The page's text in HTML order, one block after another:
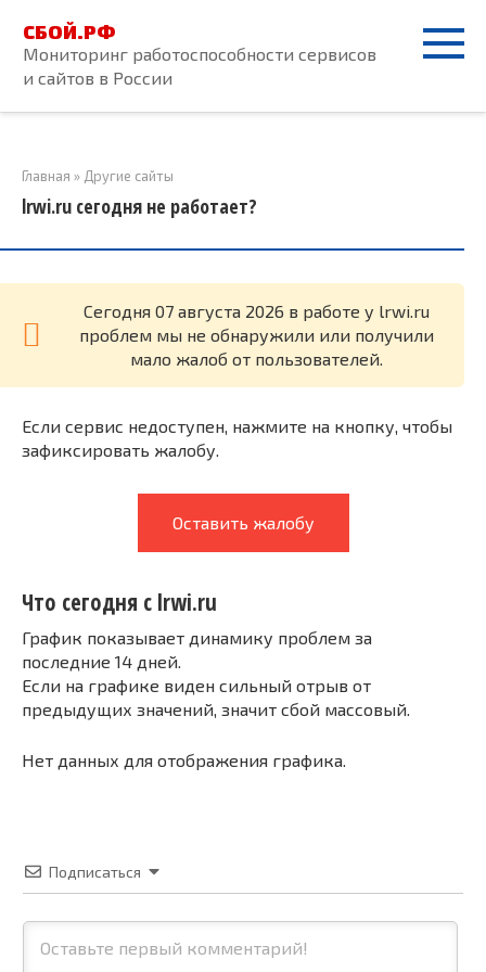
контенту
СБОЙ.РФ
Мониторинг работоспособности сервисов
и сайтов в России
Главная » Другие сайты
lrwi.ru сегодня не работает?
Cегодня 07 августа 2026 в работе у lrwi.ru
проблем мы не обнаружили или получили
мало жалоб от пользователей.
Если сервис недоступен, нажмите на кнопку, чтобы
зафиксировать жалобу.
Оставить жалобу
Что сегодня с lrwi.ru
График показывает динамику проблем за
последние 14 дней.
Если на графике виден сильный отрыв от
предыдущих значений, значит сбой массовый.
Нет данных для отображения графика.
Подписаться